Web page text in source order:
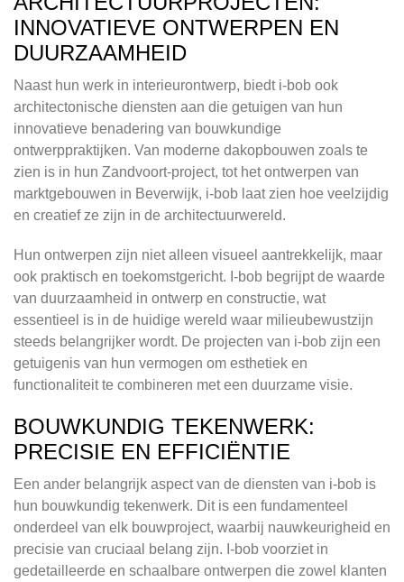
INNOVATIEVE ONTWERPEN EN
DUURZAAMHEID
Naast hun werk in interieurontwerp, biedt i-bob ook
architectonische diensten aan die getuigen van hun
innovatieve benadering van bouwkundige
ontwerppraktijken. Van moderne dakopbouwen zoals te
zien is in hun Zandvoort-project, tot het ontwerpen van
marktgebouwen in Beverwijk, i-bob laat zien hoe veelzijdig
en creatief ze zijn in de architectuurwereld.
Hun ontwerpen zijn niet alleen visueel aantrekkelijk, maar
ook praktisch en toekomstgericht. I-bob begrijpt de waarde
van duurzaamheid in ontwerp en constructie, wat
essentieel is in de huidige wereld waar milieubewustzijn
steeds belangrijker wordt. De projecten van i-bob zijn een
getuigenis van hun vermogen om esthetiek en
functionaliteit te combineren met een duurzame visie.
BOUWKUNDIG TEKENWERK:
PRECISIE EN EFFICIËNTIE
Een ander belangrijk aspect van de diensten van i-bob is
hun bouwkundig tekenwerk. Dit is een fundamenteel
onderdeel van elk bouwproject, waarbij nauwkeurigheid en
precisie van cruciaal belang zijn. I-bob voorziet in
gedetailleerde en schaalbare ontwerpen die zowel klanten